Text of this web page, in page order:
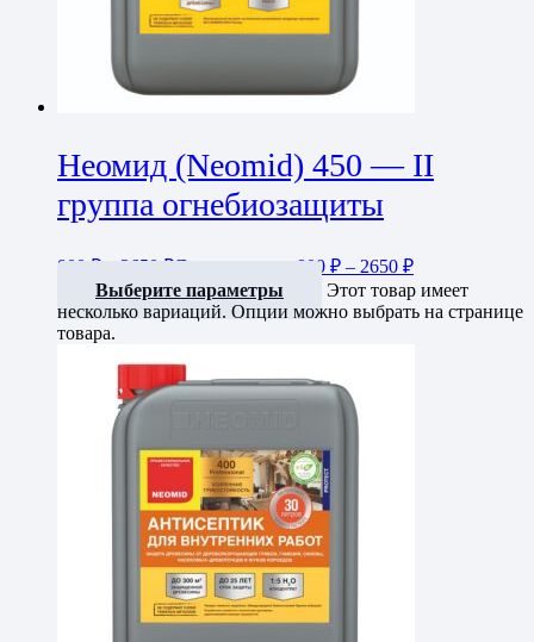
Неомид (Neomid) 450 — II
группа огнебиозащиты
800 ₽ 2650 ₽Диапазон цен: 800 ₽ – 2650 ₽
Выберите параметры
Этот товар имеет
несколько вариаций. Опции можно выбрать на странице
товара.